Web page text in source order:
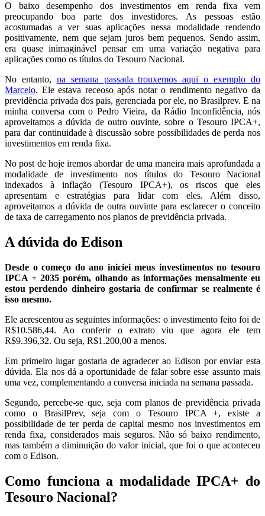
O baixo desempenho dos investimentos em renda fixa vem
preocupando boa parte dos investidores. As pessoas estão
acostumadas a ver suas aplicações nessa modalidade rendendo
positivamente, nem que sejam juros bem pequenos. Sendo assim,
era quase inimaginável pensar em uma variação negativa para
aplicações como os títulos do Tesouro Nacional.
No entanto, na semana passada trouxemos aqui o exemplo do
Marcelo. Ele estava receoso após notar o rendimento negativo da
previdência privada dos pais, gerenciada por ele, no Brasilprev. E na
minha conversa com o Pedro Vieira, da Rádio Inconfidência, nós
aproveitamos a dúvida de outro ouvinte, sobre o Tesouro IPCA+,
para dar continuidade à discussão sobre possibilidades de perda nos
investimentos em renda fixa.
No post de hoje iremos abordar de uma maneira mais aprofundada a
modalidade de investimento nos títulos do Tesouro Nacional
indexados à inflação (Tesouro IPCA+), os riscos que eles
apresentam e estratégias para lidar com eles. Além disso,
aproveitamos a dúvida de outra ouvinte para esclarecer o conceito
de taxa de carregamento nos planos de previdência privada.
A dúvida do Edison
Desde o começo do ano iniciei meus investimentos no tesouro
IPCA + 2035 porém, olhando as informações mensalmente eu
estou perdendo dinheiro gostaria de confirmar se realmente é
isso mesmo.
Ele acrescentou as seguintes informações: o investimento feito foi de
R$10.586,44. Ao conferir o extrato viu que agora ele tem
R$9.396,32. Ou seja, R$1.200,00 a menos.
Em primeiro lugar gostaria de agradecer ao Edison por enviar esta
dúvida. Ela nos dá a oportunidade de falar sobre esse assunto mais
uma vez, complementando a conversa iniciada na semana passada.
Segundo, percebe-se que, seja com planos de previdência privada
como o BrasilPrev, seja com o Tesouro IPCA +, existe a
possibilidade de ter perda de capital mesmo nos investimentos em
renda fixa, considerados mais seguros. Não só baixo rendimento,
mas também a diminuição do valor inicial, que foi o que aconteceu
com o Edison.
Como funciona a modalidade IPCA+ do
Tesouro Nacional?